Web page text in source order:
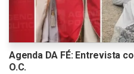
Agenda DA FÉ: Entrevista
O.C.